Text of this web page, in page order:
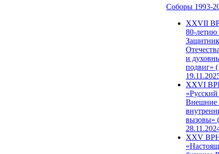
Соборы 1993-
ХХVII
80-
и
подвиг»
XXVI
Внешние
вызовы»
XXV